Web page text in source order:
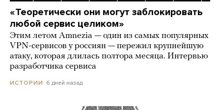
«Теоретически они могут заблокировать
любой сервис целиком»
Этим летом Amnezia — один из самых популярных
VPN-сервисов у россиян — пережил крупнейшую
атаку, которая длилась полтора месяца. Интервью
разработчика сервиса
ИСТОРИИ 6 дней назад